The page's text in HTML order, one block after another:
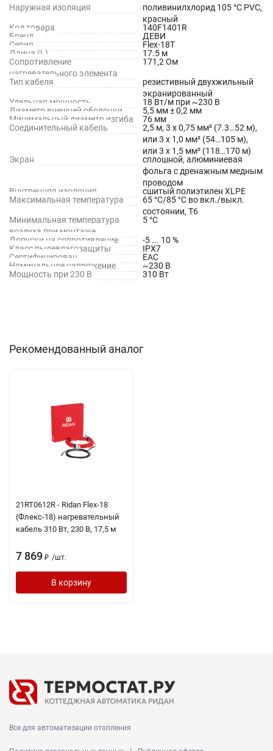
Промышленное и технологическое применение:
Защита грунта от промерзания.
Обогрев металлических трубопроводов и резервуаров
для предотвращения замерзания жидкости или
поддержания необходимой технологической
температуры.
Наружная изоляция
поливинилхлорид 105 °С PVC,
красный
Код товара
140F1401R
Бренд
ДЕВИ
Серия
Flex-18T
Длина (L)
17.5 м
Сопротивление
нагревательного элемента
171,2 Ом
Тип кабеля
резистивный двухжильный
экранированный
Удельная мощность
18 Вт/м при ~230 В
Диаметр внешней оболочки
5,5 мм ± 0,2 мм
Минимальный диаметр изгиба
76 мм
Соединительный кабель
2,5 м, 3 х 0,75 мм² (7.3…52 м),
или 3 х 1,0 мм² (54…105 м),
или 3 х 1,5 мм² (118…170 м)
Экран
сплошной, алюминиевая
фольга с дренажным медным
проводом
Внутренняя изоляция
сшитый полиэтилен XLPE
Максимальная температура
65 °С/85 °С во вкл./выкл.
состоянии, T6
Минимальная температура
воздуха при монтаже
5 °С
Допуски на сопротивление
-5 ... 10 %
Класс пылевлагозащиты
IPX7
Сертифицирован
EAC
Номинальное напряжение
~230 В
Мощность при 230 В
310 Вт
Рекомендованный аналог
21RT0612R - Ridan Flex-18
(Флекс-18) нагревательный
кабель 310 Вт, 230 В, 17,5 м
7 869 ₽ /шт.
В корзину
Все для автоматизации отопления